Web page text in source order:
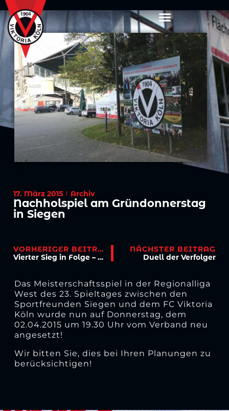
17. März 2015 Archiv
Nachholspiel am Gründonnerstag
in Siegen
VORHERIGER BEITRAG
Vierter Sieg in Folge – Die Serie hält
NÄCHSTER BEITRAG
Duell der Verfolger
Das Meisterschaftsspiel in der Regionalliga
West des 23. Spieltages zwischen den
Sportfreunden Siegen und dem FC Viktoria
Köln wurde nun auf Donnerstag, dem
02.04.2015 um 19.30 Uhr vom Verband neu
angesetzt!
Wir bitten Sie, dies bei Ihren Planungen zu
berücksichtigen!